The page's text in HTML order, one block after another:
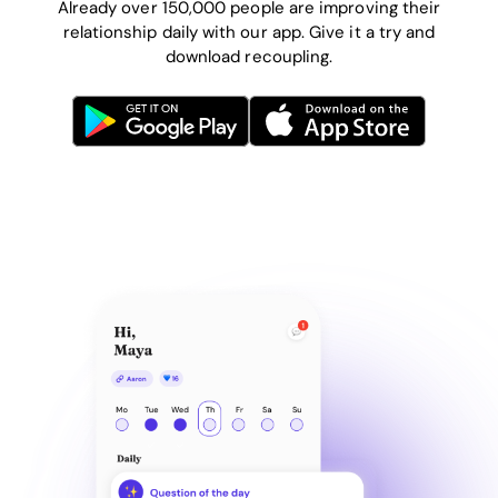
Already over 150,000 people are improving their
relationship daily with our app. Give it a try and
download recoupling.